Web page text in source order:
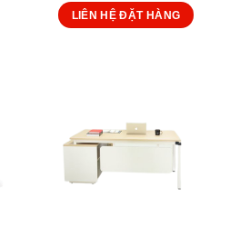
LIÊN HỆ ĐẶT HÀNG